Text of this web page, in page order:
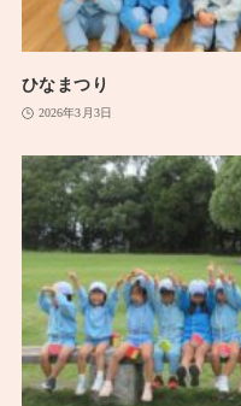
ひなまつり
2026年3月3日